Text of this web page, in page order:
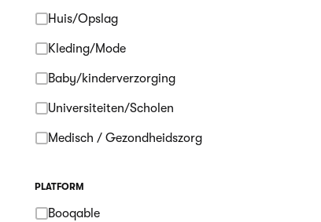
Huis/Opslag
Kleding/Mode
Baby/kinderverzorging
Universiteiten/Scholen
Medisch / Gezondheidszorg
PLATFORM
Booqable